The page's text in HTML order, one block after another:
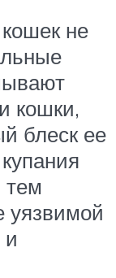
не
кошки,
блеск ее
тем
уязвимой